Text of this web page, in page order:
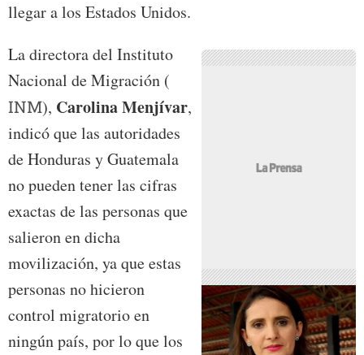
llegar a los Estados Unidos.
La directora del Instituto
Nacional de Migración (
INM), Carolina Menjívar,
indicó que las autoridades
de Honduras y Guatemala
no pueden tener las cifras
exactas de las personas que
salieron en dicha
movilización, ya que estas
personas no hicieron
control migratorio en
ningún país, por lo que los